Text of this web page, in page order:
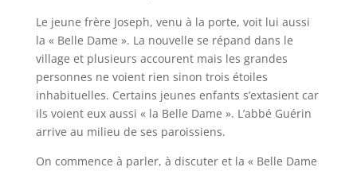
Le jeune frère Joseph, venu à la porte, voit lui aussi
la « Belle Dame ». La nouvelle se répand dans le
village et plusieurs accourent mais les grandes
personnes ne voient rien sinon trois étoiles
inhabituelles. Certains jeunes enfants s’extasient car
ils voient eux aussi « la Belle Dame ». L’abbé Guérin
arrive au milieu de ses paroissiens.
On commence à parler, à discuter et la « Belle Dame